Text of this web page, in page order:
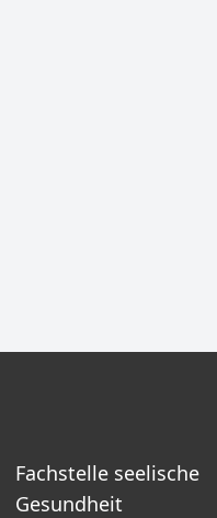
Fachstelle seelische
Gesundheit